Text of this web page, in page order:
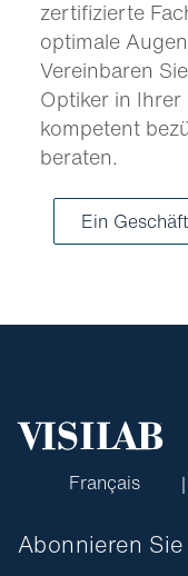
zertifizierte
optimale
Vereinbaren
Optiker in Ihrer
kompetent
beraten.
Ein
Français
Abonnieren